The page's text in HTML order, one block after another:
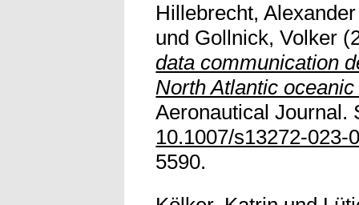
Hillebrecht, Alexander
und Gollnick, Volker
data communication
North Atlantic
Aeronautical Journal.
10.1007/s13272-023-
5590.